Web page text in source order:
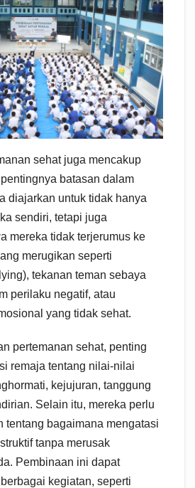
sehat juga mencakup
batasan dalam
diajarkan untuk tidak hanya
sendiri, tetapi juga
mereka tidak terjerumus ke
merugikan seperti
tekanan teman sebaya
perilaku negatif, atau
yang tidak sehat.
pertemanan sehat, penting
remaja tentang nilai-nilai
kejujuran, tanggung
Selain itu, mereka perlu
tentang bagaimana mengatasi
tanpa merusak
Pembinaan ini dapat
kegiatan, seperti